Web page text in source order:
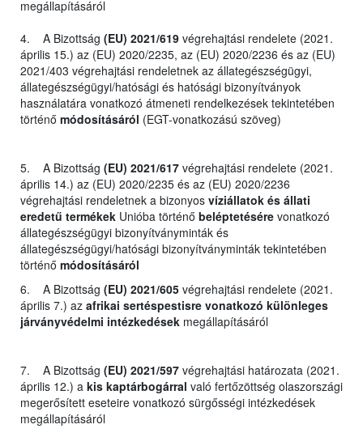
megállapításáról
4. A Bizottság (EU) 2021/619 végrehajtási rendelete (2021.
április 15.) az (EU) 2020/2235, az (EU) 2020/2236 és az (EU)
2021/403 végrehajtási rendeletnek az állategészségügyi,
állategészségügyi/hatósági és hatósági bizonyítványok
használatára vonatkozó átmeneti rendelkezések tekintetében
történő módosításáról (EGT-vonatkozású szöveg)
5. A Bizottság (EU) 2021/617 végrehajtási rendelete (2021.
április 14.) az (EU) 2020/2235 és az (EU) 2020/2236
végrehajtási rendeletnek a bizonyos víziállatok és állati
eredetű termékek Unióba történő beléptetésére vonatkozó
állategészségügyi bizonyítványminták és
állategészségügyi/hatósági bizonyítványminták tekintetében
történő módosításáról
6. A Bizottság (EU) 2021/605 végrehajtási rendelete (2021.
április 7.) az afrikai sertéspestisre vonatkozó különleges
járványvédelmi intézkedések megállapításáról
7. A Bizottság (EU) 2021/597 végrehajtási határozata (2021.
április 12.) a kis kaptárbogárral való fertőzöttség olaszországi
megerősített eseteire vonatkozó sürgősségi intézkedések
megállapításáról